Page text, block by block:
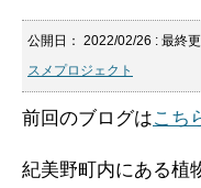
公開日： 2022/02/26 : 最終
スメプロジェクト
前回のブログはこち
紀美野町内にある植